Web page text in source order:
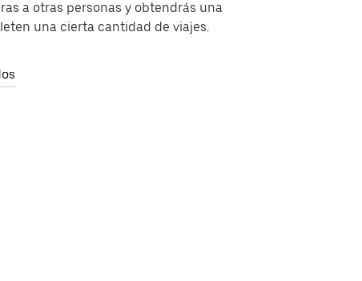
a otras personas y obtendrás una
una cierta cantidad de viajes.